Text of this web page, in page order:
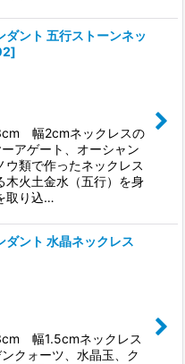
ダント 五行ストーンネッ
]
幅2cmネックレスの
アゲート、オーシャン
ウ類で作ったネックレス
木火土金水（五行）を身
取り込…
ダント 水晶ネックレス
幅1.5cmネックレス
クォーツ、水晶玉、ク